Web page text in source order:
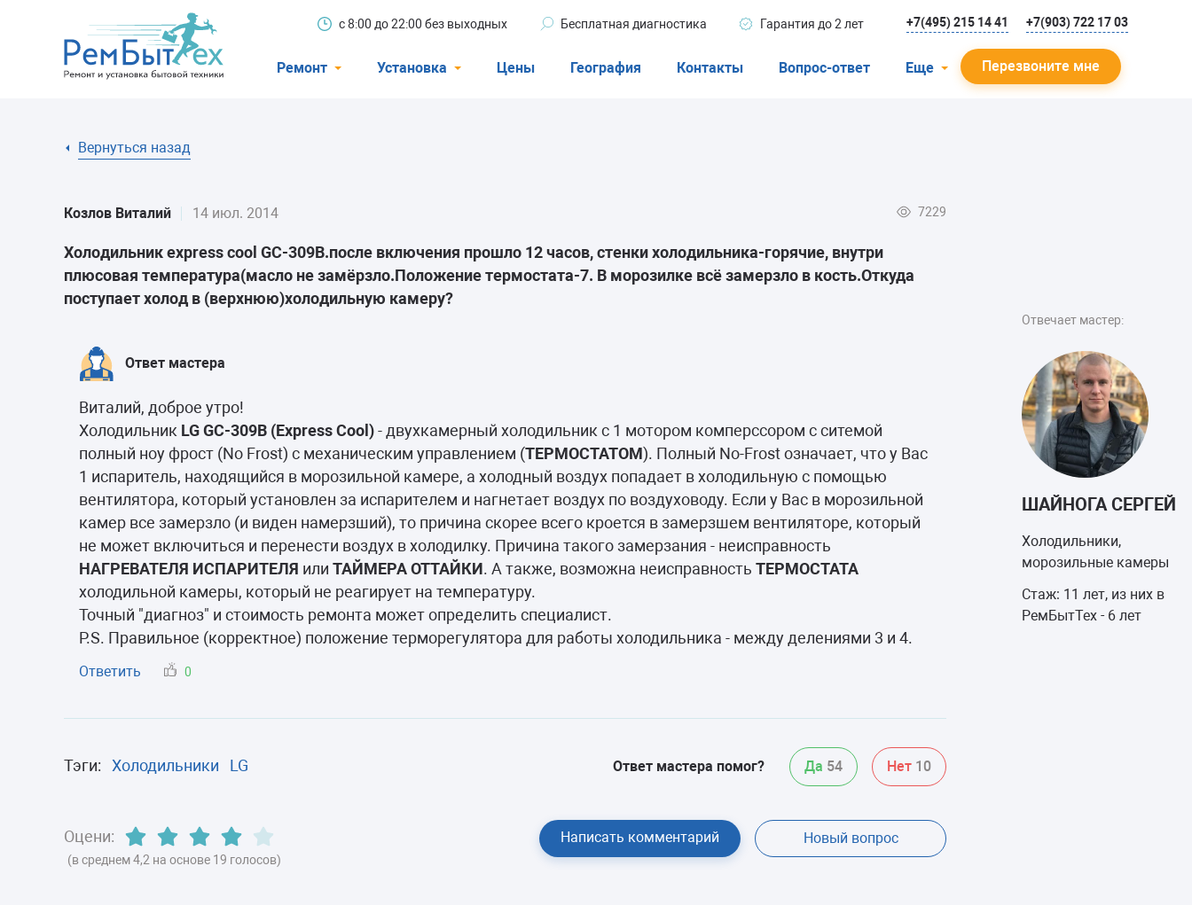
с 8:00 до 22:00 без выходных Бесплатная диагностика Гарантия до 2 лет +7(495) 215 14 41 +7(903) 722 17 03
Ремонт
Кондиционеры
Варочные панели
Сушильные машины
Установка Цены География Контакты Вопрос-ответ Еще
Мастера
Перезвоните мне
Вернуться назад
Козлов Виталий 14 июл. 2014 7229
Холодильник express cool GC-309B.после включения прошло 12 часов, стенки холодильника-горячие, внутри
плюсовая температура(масло не замёрзло.Положение термостата-7. В морозилке всё замерзло в кость.Откуда
поступает холод в (верхнюю)холодильную камеру?
Отвечает мастер:
ШАЙНОГА СЕРГЕЙ
Холодильники,
морозильные камеры
Стаж: 11 лет, из них в
РемБытТех - 6 лет
Ответ мастера
Виталий, доброе утро!
Холодильник LG GC-309B (Express Cool)- двухкамерный холодильник с 1 мотором комперссором с ситемой
полный ноу фрост (No Frost) с механическим управлением (ТЕРМОСТАТОМ). Полный No-Frost означает, что у Вас
1 испаритель, находящийся в морозильной камере, а холодный воздух попадает в холодильную с помощью
вентилятора, который установлен за испарителем и нагнетает воздух по воздуховоду. Если у Вас в морозильной
камер все замерзло (и виден намерзший), то причина скорее всего кроется в замерзшем вентиляторе, который
не может включиться и перенести воздух в холодилку. Причина такого замерзания - неисправность
НАГРЕВАТЕЛЯ ИСПАРИТЕЛЯ или ТАЙМЕРА ОТТАЙКИ. А также, возможна неисправность ТЕРМОСТАТА
холодильной камеры, который не реагирует на температуру.
Точный "диагноз" и стоимость ремонта может определить специалист.
P.S. Правильное (корректное) положение терморегулятора для работы холодильника - между делениями 3 и 4.
Ответить 0
Тэги: Холодильники LG Ответ мастера помог? Да 54 Нет 10
Оцени:
(в среднем 4,2 на основе 19 голосов)
Написать комментарий Новый вопрос